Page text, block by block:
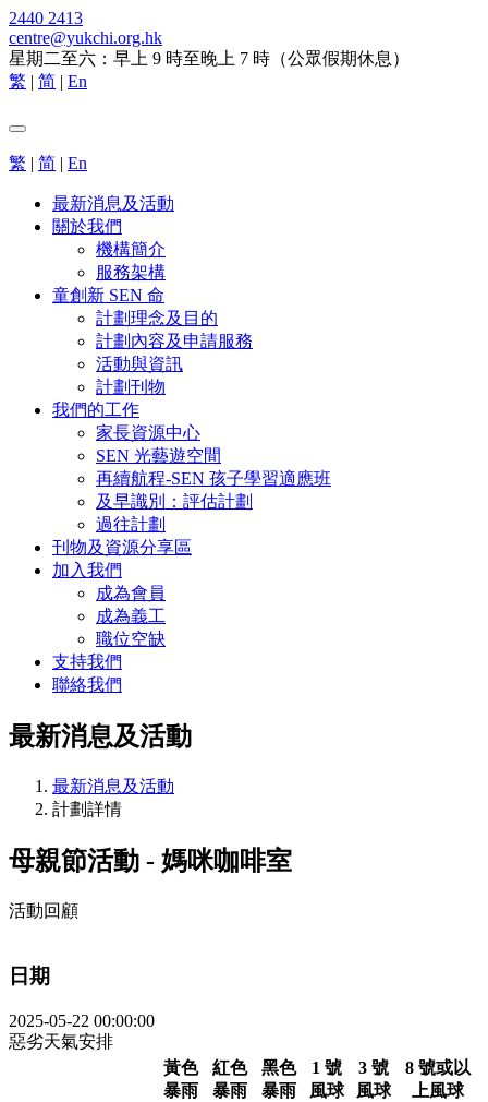
2440 2413
centre@yukchi.org.hk
星期二至六：早上 9 時至晚上 7 時（公眾假期休息）
繁 | 简 | En
繁 | 简 | En
最新消息及活動
關於我們
機構簡介
服務架構
童創新 SEN 命
計劃理念及目的
計劃內容及申請服務
活動與資訊
計劃刊物
我們的工作
家長資源中心
SEN 光藝遊空間
再續航程-SEN 孩子學習適應班
及早識別：評估計劃
過往計劃
刊物及資源分享區
加入我們
成為會員
成為義工
職位空缺
支持我們
聯絡我們
最新消息及活動
最新消息及活動
計劃詳情
母親節活動 - 媽咪咖啡室
活動回顧
日期
2025-05-22 00:00:00
惡劣天氣安排
黃色
暴雨
紅色
暴雨
黑色
暴雨
1 號
風球
3 號
風球
8 號或以
上風球